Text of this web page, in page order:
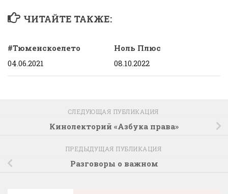
ЧИТАЙТЕ ТАКЖЕ:
#Тюменскоелето
04.06.2021
Ноль Плюс
08.10.2022
СЛЕДУЮЩАЯ ПУБЛИКАЦИЯ
Кинолекторий «Азбука права»
ПРЕДЫДУЩАЯ ПУБЛИКАЦИЯ
Разговоры о важном